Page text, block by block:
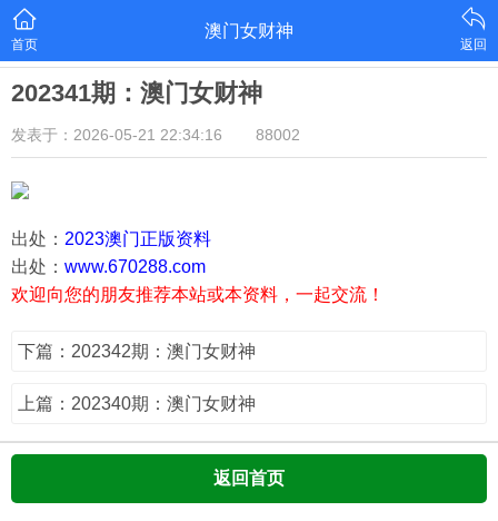
首页
澳门女财神
返回
202341期：澳门女财神
发表于：2026-05-21 22:34:16 88002
出处： 2023澳门正版资料
出处： www.670288.com
欢迎向您的朋友推荐本站或本资料，一起交流！
下篇：202342期：澳门女财神
上篇：202340期：澳门女财神
返回首页